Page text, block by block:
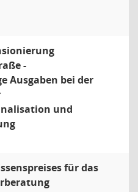
-
Ausgaben bei der
und
für das